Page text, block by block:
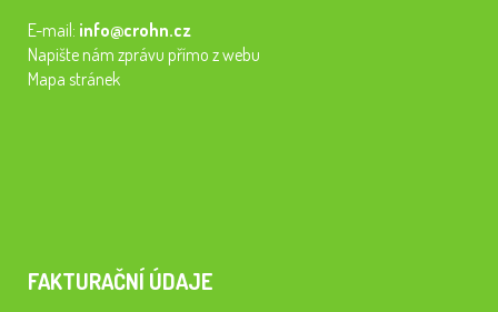
E-mail: info@crohn.cz
Napište nám zprávu přímo z webu
Mapa stránek
FAKTURAČNÍ ÚDAJE